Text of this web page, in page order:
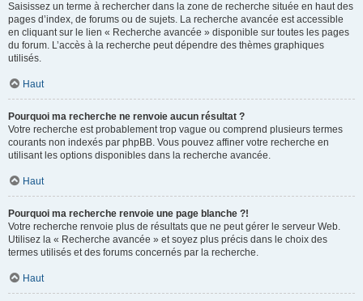
Saisissez un terme à rechercher dans la zone de recherche située en haut des
pages d’index, de forums ou de sujets. La recherche avancée est accessible
en cliquant sur le lien « Recherche avancée » disponible sur toutes les pages
du forum. L’accès à la recherche peut dépendre des thèmes graphiques
utilisés.
Haut
Pourquoi ma recherche ne renvoie aucun résultat ?
Votre recherche est probablement trop vague ou comprend plusieurs termes
courants non indexés par phpBB. Vous pouvez affiner votre recherche en
utilisant les options disponibles dans la recherche avancée.
Haut
Pourquoi ma recherche renvoie une page blanche ?!
Votre recherche renvoie plus de résultats que ne peut gérer le serveur Web.
Utilisez la « Recherche avancée » et soyez plus précis dans le choix des
termes utilisés et des forums concernés par la recherche.
Haut